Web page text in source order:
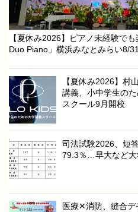
【夏休み2026】ピアノ未経験で
Duo Piano」横浜みなとみらい8/
【夏休み2026】村
講義、小中学生の
スクール9月開校
司法試験2026、短
79.3％…早大など大
医療✕消防、縫合デ